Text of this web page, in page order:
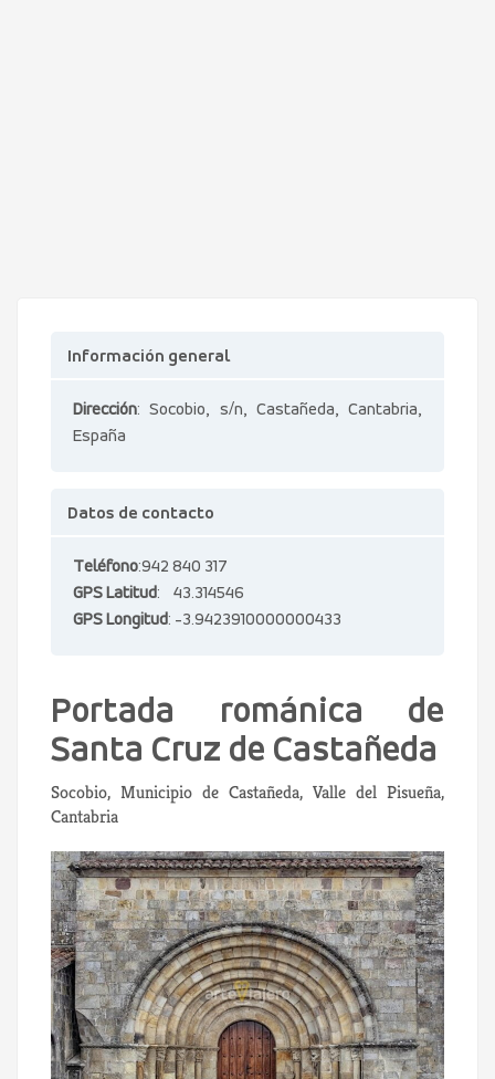
Información general
Dirección: Socobio, s/n, Castañeda, Cantabria,
España
Datos de contacto
Teléfono:942 840 317
GPS Latitud: 43.314546
GPS Longitud: -3.9423910000000433
Portada románica de
Santa Cruz de Castañeda
Socobio, Municipio de Castañeda, Valle del Pisueña,
Cantabria